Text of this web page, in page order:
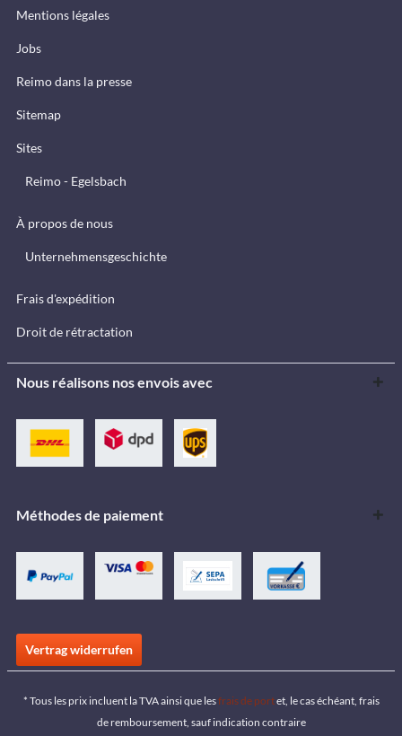
Mentions légales
Jobs
Reimo dans la presse
Sitemap
Sites
Reimo - Egelsbach
À propos de nous
Unternehmensgeschichte
Frais d'expédition
Droit de rétractation
Nous réalisons nos envois avec
Méthodes de paiement
Vertrag widerrufen
* Tous les prix incluent la TVA ainsi que lesfrais de portet, le cas échéant, frais
de remboursement, sauf indication contraire